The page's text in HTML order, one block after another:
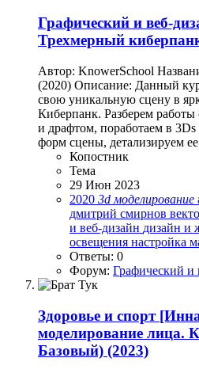
Графический и веб-
Трехмерный
Автор: KnowerSchool
(2020) Описание: Данный
свою уникальную сцену в
Киберпанк. Разберем
и драфтом, поработаем в
форм сцены, детализируем
Копостник
Тема
29 Июн 2023
2020 3d моделирование
дмитрий смирнов
и веб-дизайн дизайн и
освещения настройка
Ответы: 0
Форум: Графический и
Здоровье и спорт
моделирование лица.
Базовый) (2023)